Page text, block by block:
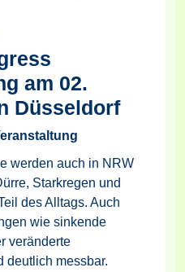
am 02.
Düsseldorf
werden auch in NRW
Starkregen und
des Alltags. Auch
wie sinkende
veränderte
deutlich messbar.